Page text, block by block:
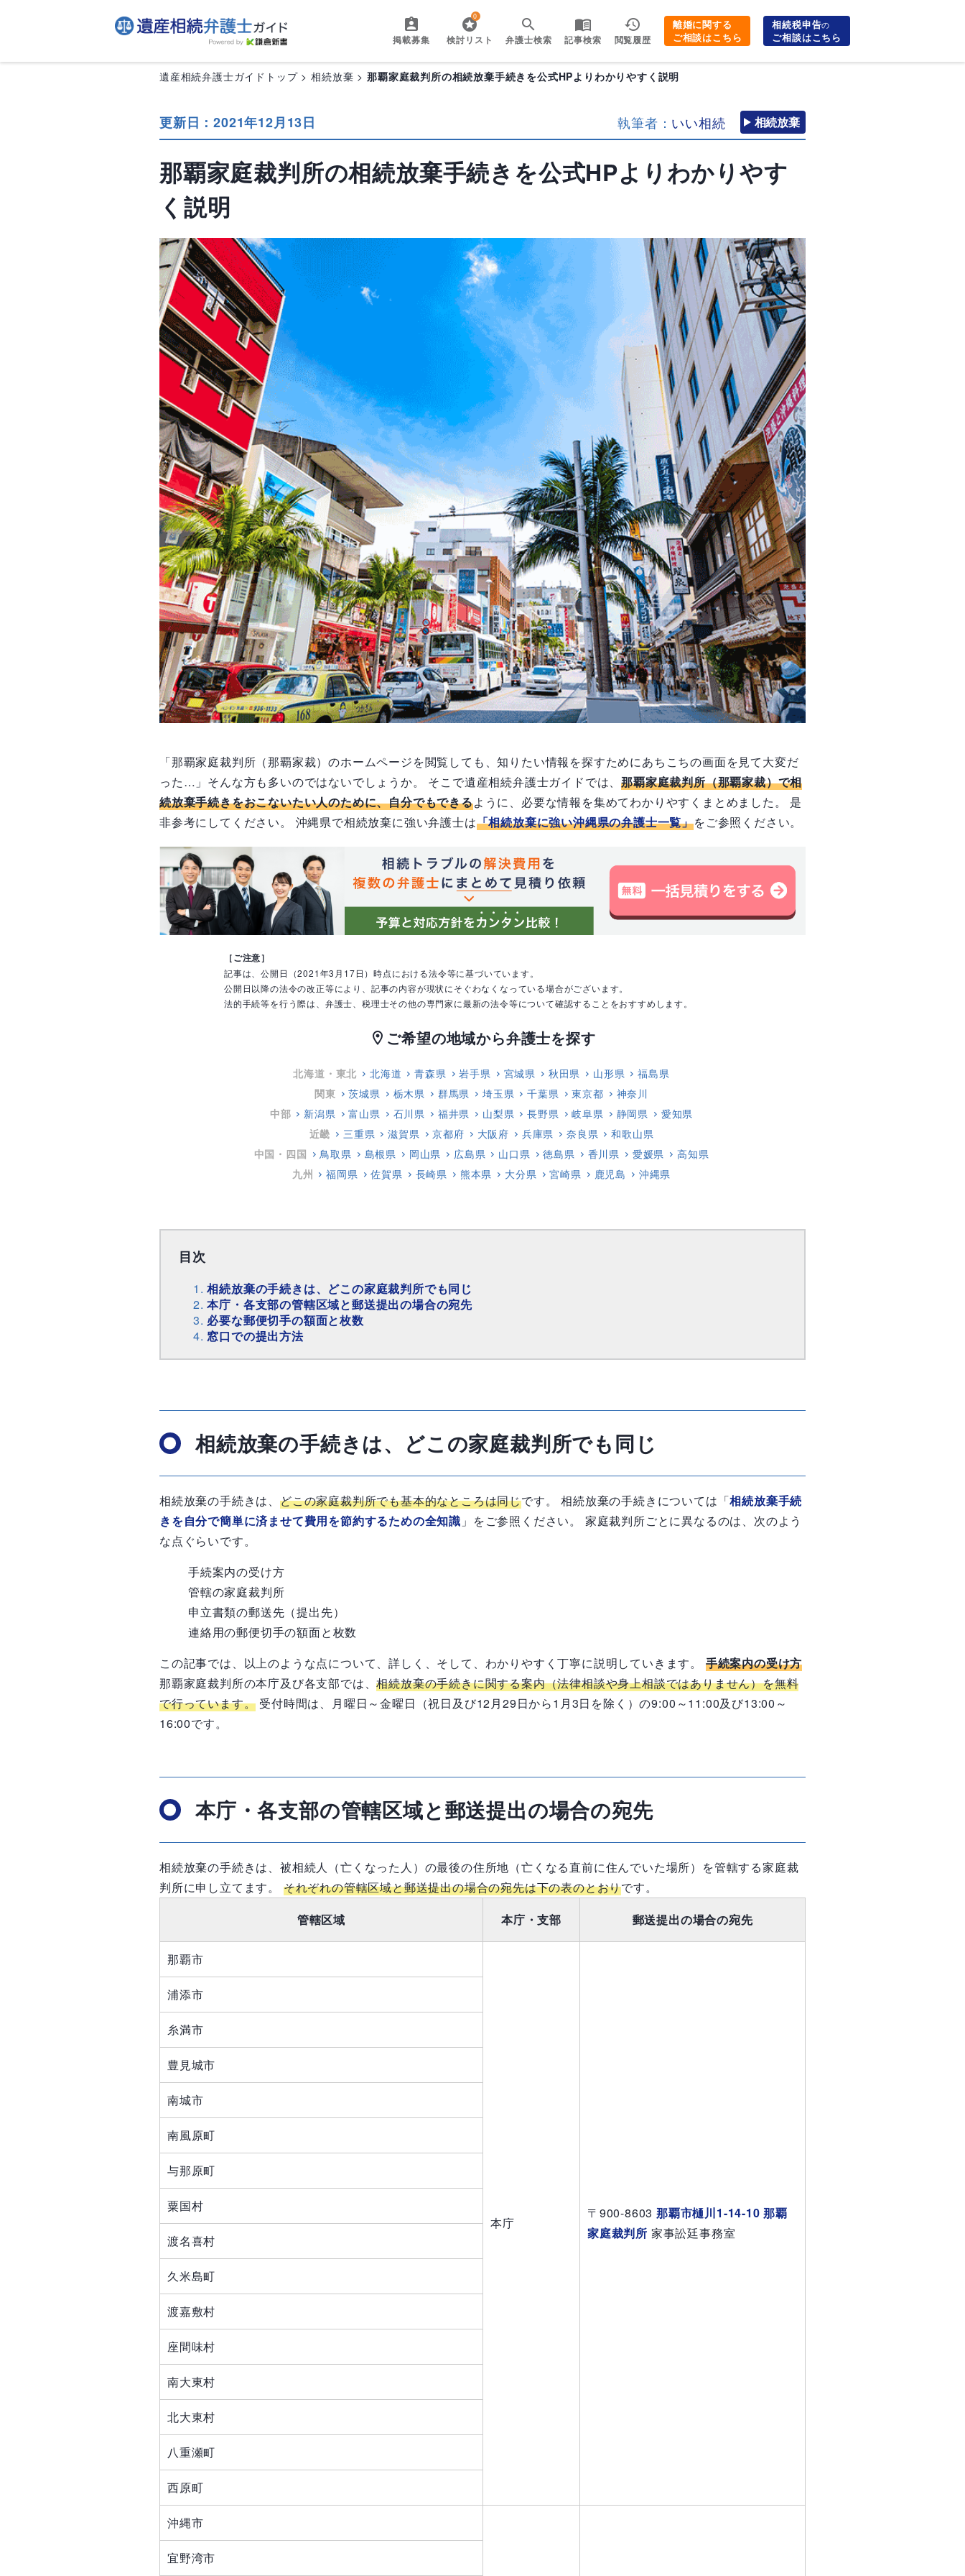
掲載募集
0
検討リスト 弁護士検索 記事検索 閲覧履歴
離婚に関する
ご相談はこちら
相続税申告の
ご相談はこちら
遺産相続弁護士ガイドトップ 相続放棄 那覇家庭裁判所の相続放棄手続きを公式HPよりわかりやすく説明
更新日：2021年12月13日 執筆者： いい相続 相続放棄
那覇家庭裁判所の相続放棄手続きを公式HPよりわかりやす
く説明
「那覇家庭裁判所（那覇家裁）のホームページを閲覧しても、知りたい情報を探すためにあちこちの画面を見て大変だ
った…」そんな方も多いのではないでしょうか。 そこで遺産相続弁護士ガイドでは、那覇家庭裁判所（那覇家裁）で相
続放棄手続きをおこないたい人のために、自分でもできるように、必要な情報を集めてわかりやすくまとめました。 是
非参考にしてください。 沖縄県で相続放棄に強い弁護士は「相続放棄に強い沖縄県の弁護士一覧」をご参照ください。
［ご注意］
記事は、公開日（2021年3月17日）時点における法令等に基づいています。
公開日以降の法令の改正等により、記事の内容が現状にそぐわなくなっている場合がございます。
法的手続等を行う際は、弁護士、税理士その他の専門家に最新の法令等について確認することをおすすめします。
location_on ご希望の地域から弁護士を探す
北海道・東北 北海道 青森県 岩手県 宮城県 秋田県 山形県
福島県
関東
茨城県 栃木県 群馬県 埼玉県 千葉県 東京都
神奈川
中部
新潟県 富山県 石川県 福井県 山梨県 長野県 岐阜県 静岡県
愛知県
近畿
三重県 滋賀県 京都府 大阪府 兵庫県 奈良県
和歌山県
中国・四国
鳥取県 島根県 岡山県 広島県 山口県 徳島県 香川県 愛媛県
高知県
九州
福岡県 佐賀県 長崎県 熊本県 大分県 宮崎県 鹿児島 沖縄県
目次
相続放棄の手続きは、どこの家庭裁判所でも同じ
本庁・各支部の管轄区域と郵送提出の場合の宛先
必要な郵便切手の額面と枚数
窓口での提出方法
相続放棄の手続きは、どこの家庭裁判所でも同じ
相続放棄の手続きは、 どこの家庭裁判所でも基本的なところは同じです。 相続放棄の手続きについては「相続放棄手続
きを自分で簡単に済ませて費用を節約するための全知識 」をご参照ください。 家庭裁判所ごとに異なるのは、次のよう
な点ぐらいです。
手続案内の受け方
管轄の家庭裁判所
申立書類の郵送先（提出先）
連絡用の郵便切手の額面と枚数
この記事では、以上のような点について、詳しく、そして、わかりやすく丁寧に説明していきます。 手続案内の受け方
那覇家庭裁判所の本庁及び各支部では、相続放棄の手続きに関する案内（法律相談や身上相談ではありません）を無料
で行っています。 受付時間は、月曜日～金曜日（祝日及び12月29日から1 月3日を除く）の9:00 ～11:00及び13:00 ～
16:00です。
本庁・各支部の管轄区域と郵送提出の場合の宛先
相続放棄の手続きは、被相続人（亡くなった人）の最後の住所地（亡くなる直前に住んでいた場所）を管轄する家庭裁
判所に申し立てます。 それぞれの管轄区域と郵送提出の場合の宛先は下の表のとおりです。
管轄区域
本庁・支部 郵送提出の場合の宛先
那覇市
本庁
〒 900-8603那覇市樋川1-14-10 那覇
家庭裁判所 家事訟廷事務室
浦添市
糸満市
豊見城市
南城市
南風原町
与那原町
粟国村
渡名喜村
久米島町
渡嘉敷村
座間味村
南大東村
北大東村
八重瀬町
西原町
沖縄市
宜野湾市